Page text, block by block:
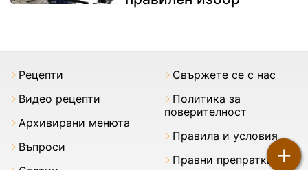
+
Рецепти
Видео рецепти
Архивирани менюта
Въпроси
Свържете се с нас
Политика за
поверителност
Правила и условия
Правни препратки